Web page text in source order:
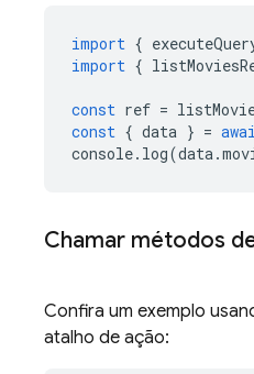
import {
import {
const ref =
const { data } =
console. log(data.
Chamar métodos
Confira um exemplo
atalho de ação: